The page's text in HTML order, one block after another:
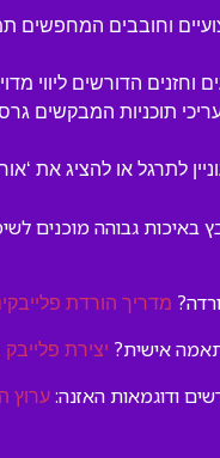
וחובבים המחפשים
וחזנים הדורשים ליווי
תוכניות המבקשים
לתרגל או להציג את
באיכות גבוהה מוכנים
מדריך הורדת
אישית? יצירת
ודוגמאות האזנה: ערוץ